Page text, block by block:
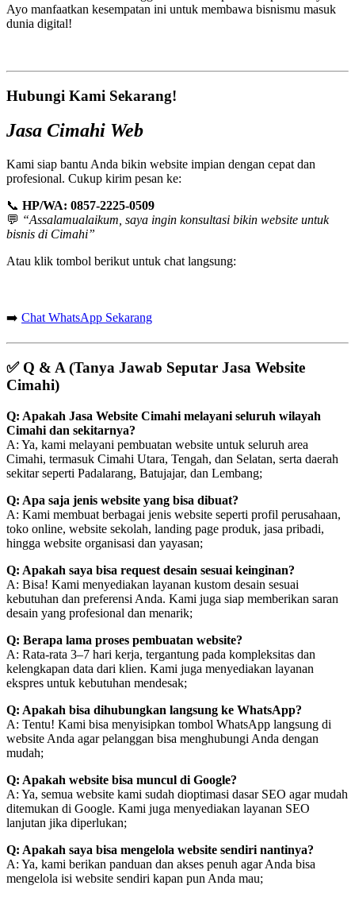
Ayo manfaatkan kesempatan ini untuk membawa bisnismu masuk
dunia digital!
Hubungi Kami Sekarang!
Jasa Cimahi Web
Kami siap bantu Anda bikin website impian dengan cepat dan
profesional. Cukup kirim pesan ke:
📞 HP/WA: 0857-2225-0509
💬 “Assalamualaikum, saya ingin konsultasi bikin website untuk
bisnis di Cimahi”
Atau klik tombol berikut untuk chat langsung:
➡️ Chat WhatsApp Sekarang
✅ Q & A (Tanya Jawab Seputar Jasa Website
Cimahi)
Q: Apakah Jasa Website Cimahi melayani seluruh wilayah
Cimahi dan sekitarnya?
A: Ya, kami melayani pembuatan website untuk seluruh area
Cimahi, termasuk Cimahi Utara, Tengah, dan Selatan, serta daerah
sekitar seperti Padalarang, Batujajar, dan Lembang;
Q: Apa saja jenis website yang bisa dibuat?
A: Kami membuat berbagai jenis website seperti profil perusahaan,
toko online, website sekolah, landing page produk, jasa pribadi,
hingga website organisasi dan yayasan;
Q: Apakah saya bisa request desain sesuai keinginan?
A: Bisa! Kami menyediakan layanan kustom desain sesuai
kebutuhan dan preferensi Anda. Kami juga siap memberikan saran
desain yang profesional dan menarik;
Q: Berapa lama proses pembuatan website?
A: Rata-rata 3–7 hari kerja, tergantung pada kompleksitas dan
kelengkapan data dari klien. Kami juga menyediakan layanan
ekspres untuk kebutuhan mendesak;
Q: Apakah bisa dihubungkan langsung ke WhatsApp?
A: Tentu! Kami bisa menyisipkan tombol WhatsApp langsung di
website Anda agar pelanggan bisa menghubungi Anda dengan
mudah;
Q: Apakah website bisa muncul di Google?
A: Ya, semua website kami sudah dioptimasi dasar SEO agar mudah
ditemukan di Google. Kami juga menyediakan layanan SEO
lanjutan jika diperlukan;
Q: Apakah saya bisa mengelola website sendiri nantinya?
A: Ya, kami berikan panduan dan akses penuh agar Anda bisa
mengelola isi website sendiri kapan pun Anda mau;